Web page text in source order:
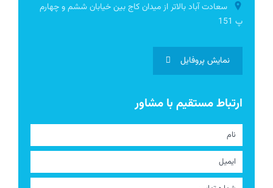
سعادت آباد بالاتر از میدان کاج بین خیابان ششم و چهارم
پ 151
نمایش پروفایل
ارتباط مستقیم با مشاور